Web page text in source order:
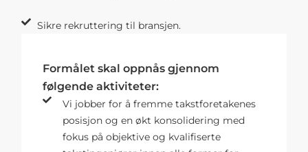
Sikre rekruttering til bransjen.
Formålet skal oppnås gjennom
følgende aktiviteter:
Vi jobber for å fremme takstforetakenes
posisjon og en økt konsolidering med
fokus på objektive og kvalifiserte